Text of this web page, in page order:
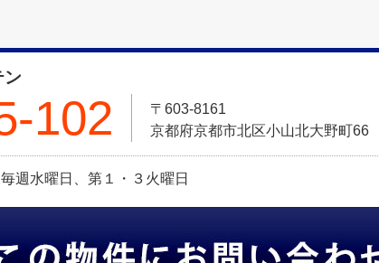
ン
102
〒603-8161
京都府京都市北区小山北大野町66
週水曜日、第１・３火曜日